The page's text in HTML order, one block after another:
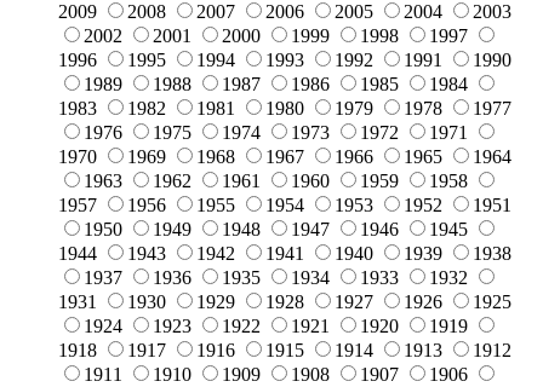
2009
2008 2007 2006 2005 2004
2003
2002
2001 2000 1999 1998
1997
1996
1995 1994 1993 1992 1991
1990
1989
1988 1987 1986 1985
1984
1983
1982 1981 1980 1979 1978
1977
1976
1975 1974 1973 1972
1971
1970
1969 1968 1967 1966 1965
1964
1963
1962 1961 1960 1959
1958
1957
1956 1955 1954 1953 1952
1951
1950
1949 1948 1947 1946
1945
1944
1943 1942 1941 1940 1939
1938
1937
1936 1935 1934 1933
1932
1931
1930 1929 1928 1927 1926
1925
1924
1923 1922 1921 1920
1919
1918
1917 1916 1915 1914 1913
1912
1911
1910 1909 1908 1907
1906